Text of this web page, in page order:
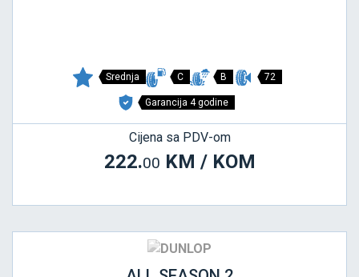
Srednja C B 72
Garancija 4 godine
Cijena sa PDV-om
222.00 KM / KOM